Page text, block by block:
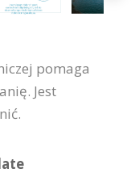
pomaga
Jest